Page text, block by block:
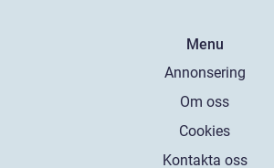
Menu
Annonsering
Om oss
Cookies
Kontakta oss